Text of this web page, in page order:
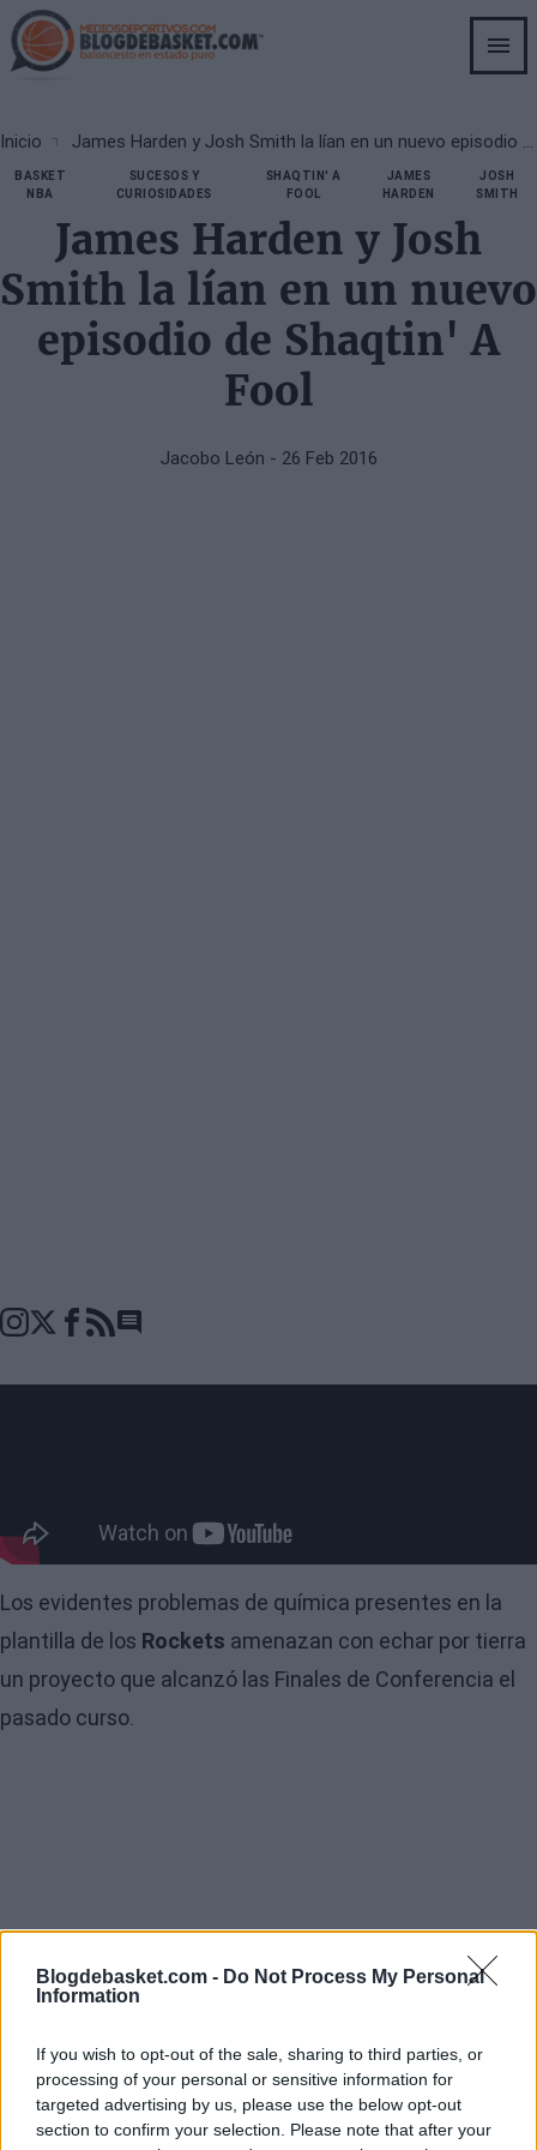
Blogdebasket.com - Do Not Process My Personal
Information
If you wish to opt-out of the sale, sharing to third parties, or
processing of your personal or sensitive information for
targeted advertising by us, please use the below opt-out
section to confirm your selection. Please note that after your
Skip
to
main
Breadcrumb
Inicio James Harden y Josh Smith la lían en un nuevo episodio de Shaqtin' A Fool
BASKET
NBA
SUCESOS Y
CURIOSIDADES
SHAQTIN' A
FOOL
JAMES
HARDEN
JOSH
SMITH
James Harden y Josh
Smith la lían en un nuevo
episodio de Shaqtin' A
Fool
Jacobo León - 26 Feb 2016
Go to comments seciton
Los evidentes problemas de química presentes en la
plantilla de los Rockets amenazan con echar por tierra
un proyecto que alcanzó las Finales de Conferencia el
pasado curso.